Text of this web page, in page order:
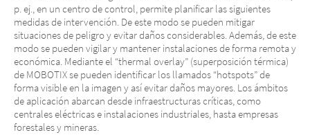
p. ej., en un centro de control, permite planificar las siguientes
medidas de intervención. De este modo se pueden mitigar
situaciones de peligro y evitar daños considerables. Además, de este
modo se pueden vigilar y mantener instalaciones de forma remota y
económica. Mediante el “thermal overlay” (superposición térmica)
de MOBOTIX se pueden identificar los llamados “hotspots” de
forma visible en la imagen y así evitar daños mayores. Los ámbitos
de aplicación abarcan desde infraestructuras críticas, como
centrales eléctricas e instalaciones industriales, hasta empresas
forestales y mineras.